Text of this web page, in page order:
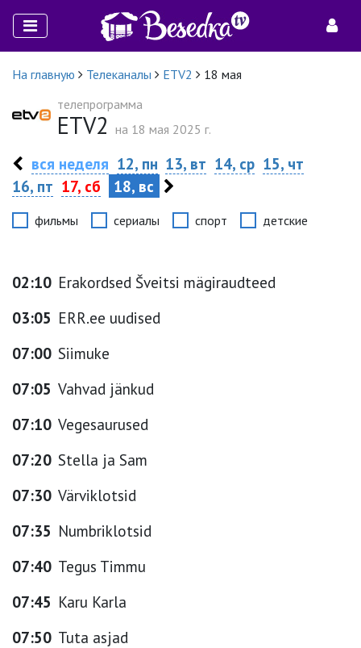
На главную Телеканалы ETV2
18 мая
телепрограмма
ETV2 на 18 мая 2025 г.
вся неделя 12, пн 13, вт 14, ср 15, чт
16, пт 17, сб 18, вс
фильмы сериалы спорт детские
02:10 Erakordsed Šveitsi mägiraudteed
03:05 ERR.ee uudised
07:00 Siimuke
07:05 Vahvad jänkud
07:10 Vegesaurused
07:20 Stella ja Sam
07:30 Värviklotsid
07:35 Numbriklotsid
07:40 Tegus Timmu
07:45 Karu Karla
07:50 Tuta asjad